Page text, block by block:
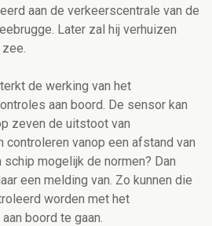
aan de verkeerscentrale van de
Later zal hij verhuizen
de werking van het
aan boord. De sensor kan
zeven de uitstoot van
controleren vanop een afstand van
mogelijk de normen? Dan
een melding van. Zo kunnen die
worden met het
boord te gaan.